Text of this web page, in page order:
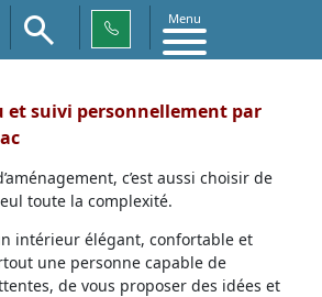
Menu
et suivi personnellement par
c’est aussi choisir de
toute la complexité.
intérieur élégant, confortable et
une personne capable de
de vous proposer des idées et